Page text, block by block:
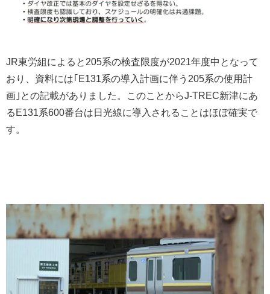
JR東労組によると205系の検査限度が2021年度中となって
おり、資料には｢E131系の導入計画に伴う205系の使用計
画｣との記載がありました。このことからJ-TREC新津にあ
るE131系600番台は日光線に導入されることはほぼ確実で
す。